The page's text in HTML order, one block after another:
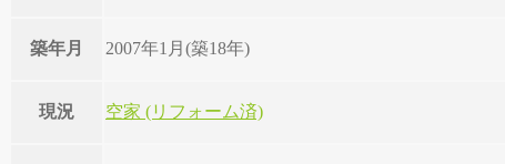
築年月 2007年1月(築18年)
現況 空家 (リフォーム済)